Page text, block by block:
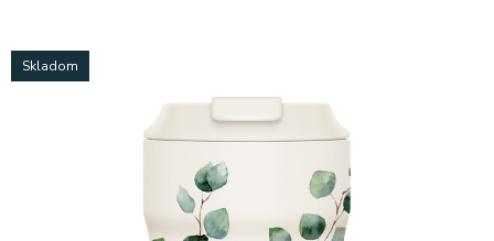
Výpredaj BTS
Skladom